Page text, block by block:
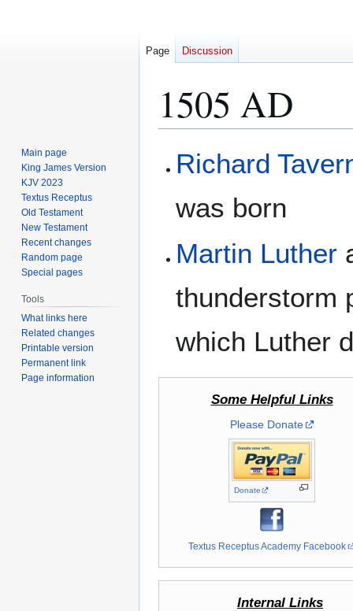
1505 AD
toto
Richard
was born
Martin Luther
thunderstorm
which Luther
Some Helpful Links
Please Donate
Donate
Textus Receptus Academy Facebook
Internal Links
Page Discussion
Main page
King James Version
KJV 2023
Textus Receptus
Old Testament
New Testament
Recent changes
Random page
Special pages
Tools
What links here
Related changes
Printable version
Permanent link
Page information